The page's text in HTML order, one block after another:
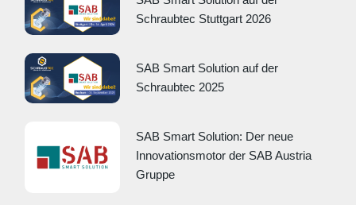
Schraubtec Stuttgart 2026
SAB Smart Solution auf der
Schraubtec 2025
SAB Smart Solution: Der neue
Innovationsmotor der SAB Austria
Gruppe